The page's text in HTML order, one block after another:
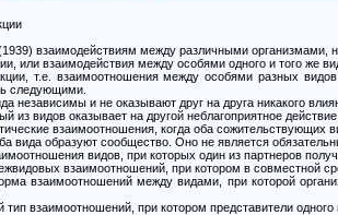
взаимодействиям между различными организмами,
или взаимодействия между особями одного и того же
т.е. взаимоотношения между особями разных
следующими.
независимы и не оказывают друг на друга никакого
из видов оказывает на другой неблагоприятное
взаимоотношения, когда оба сожительствующих
вида образуют сообщество. Оно не является
видов, при которых один из партнеров
взаимоотношений, при котором в совместной
взаимоотношений между видами, при которой
тип взаимоотношений, при котором представители